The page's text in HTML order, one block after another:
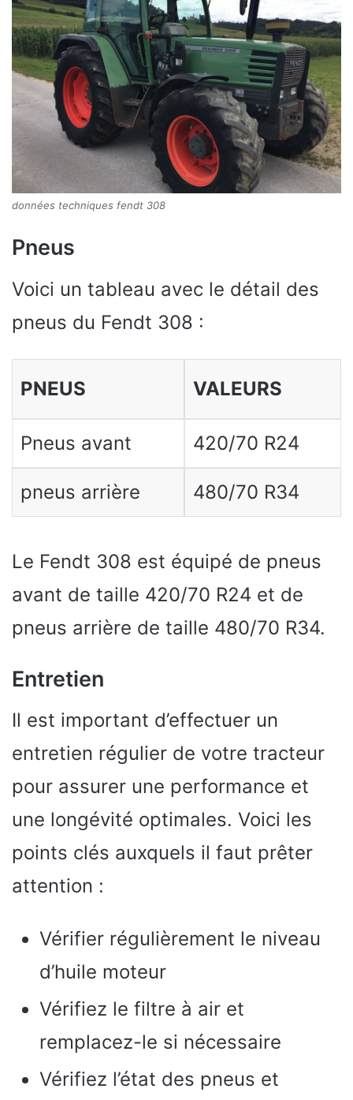
données techniques fendt 308
Pneus
Voici un tableau avec le détail des
pneus du Fendt 308 :
PNEUS VALEURS
Pneus avant 420/70 R24
pneus arrière 480/70 R34
Le Fendt 308 est équipé de pneus
avant de taille 420/70 R24 et de
pneus arrière de taille 480/70 R34.
Entretien
Il est important d’effectuer un
entretien régulier de votre tracteur
pour assurer une performance et
une longévité optimales. Voici les
points clés auxquels il faut prêter
attention :
Vérifier régulièrement le niveau
d’huile moteur
Vérifiez le filtre à air et
remplacez-le si nécessaire
Vérifiez l’état des pneus et